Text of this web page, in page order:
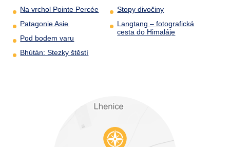
Na vrchol Pointe Percée
Patagonie Asie
Pod bodem varu
Bhútán: Stezky štěstí
Stopy divočiny
Langtang – fotografická
cesta do Himaláje